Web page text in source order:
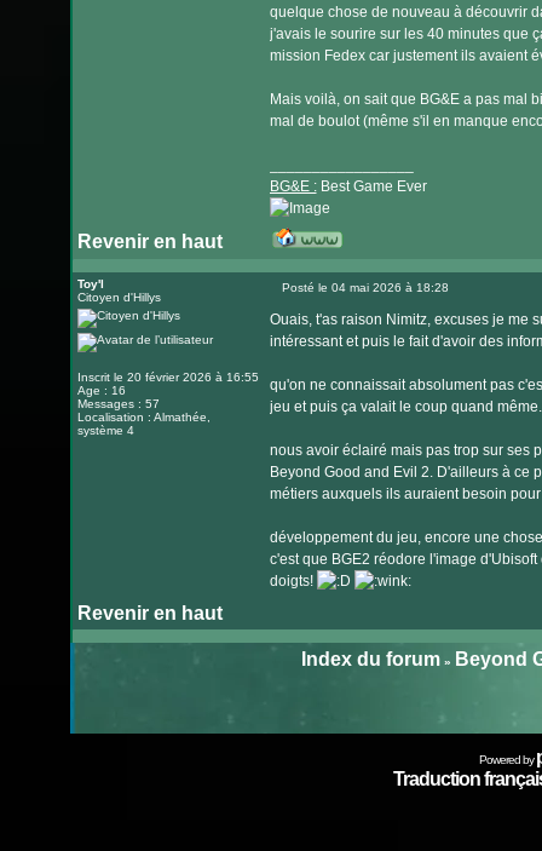
quelque chose de nouveau à découvrir
j'avais le sourire sur les 40 minutes que
mission Fedex car justement ils avaient
Mais voilà, on sait que BG&E a pas mal
mal de boulot (même s'il en manque
BG&E :Best Game Ever
Revenir en haut
le
internet
Toy'l
Citoyen d'Hillys
Inscrit le 20 février 2026 à 16:55
Age : 16
Messages : 57
Localisation : Almathée,
système 4
Posté le 04 mai 2026 à 18:28
Ouais, t'as raison Nimitz, excuses je me
intéressant et puis le fait d'avoir des
qu'on ne connaissait absolument pas
jeu et puis ça valait le coup quand
nous avoir éclairé mais pas trop sur ses
Beyond Good and Evil 2. D'ailleurs à ce
métiers auxquels ils auraient besoin
développement du jeu, encore une
c'est que BGE2 réodore l'image
doigts!
Revenir en haut
Index du forum» Beyond
Powered by
Traduction